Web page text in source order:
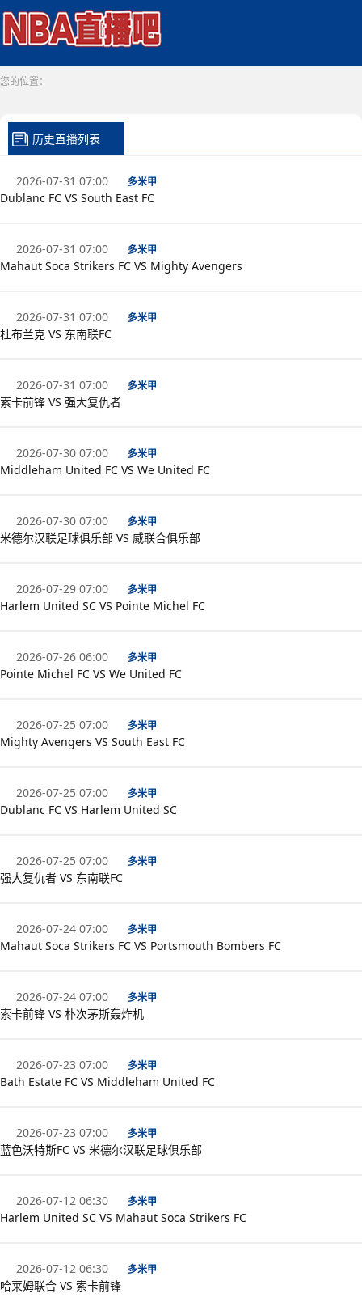
您的位置：
历史直播列表
2026-07-31 07:00 多米甲
Dublanc FC VS South East FC
2026-07-31 07:00 多米甲
Mahaut Soca Strikers FC VS Mighty Avengers
2026-07-31 07:00 多米甲
杜布兰克 VS 东南联FC
2026-07-31 07:00 多米甲
索卡前锋 VS 强大复仇者
2026-07-30 07:00 多米甲
Middleham United FC VS We United FC
2026-07-30 07:00 多米甲
米德尔汉联足球俱乐部 VS 威联合俱乐部
2026-07-29 07:00 多米甲
Harlem United SC VS Pointe Michel FC
2026-07-26 06:00 多米甲
Pointe Michel FC VS We United FC
2026-07-25 07:00 多米甲
Mighty Avengers VS South East FC
2026-07-25 07:00 多米甲
Dublanc FC VS Harlem United SC
2026-07-25 07:00 多米甲
强大复仇者 VS 东南联FC
2026-07-24 07:00 多米甲
Mahaut Soca Strikers FC VS Portsmouth Bombers FC
2026-07-24 07:00 多米甲
索卡前锋 VS 朴次茅斯轰炸机
2026-07-23 07:00 多米甲
Bath Estate FC VS Middleham United FC
2026-07-23 07:00 多米甲
蓝色沃特斯FC VS 米德尔汉联足球俱乐部
2026-07-12 06:30 多米甲
Harlem United SC VS Mahaut Soca Strikers FC
2026-07-12 06:30 多米甲
哈莱姆联合 VS 索卡前锋